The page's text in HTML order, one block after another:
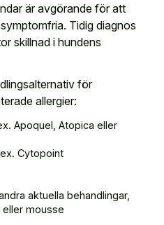
är avgörande för att
Tidig diagnos
skillnad i hundens
för
allergier:
Apoquel, Atopica eller
Cytopoint
aktuella behandlingar,
mousse